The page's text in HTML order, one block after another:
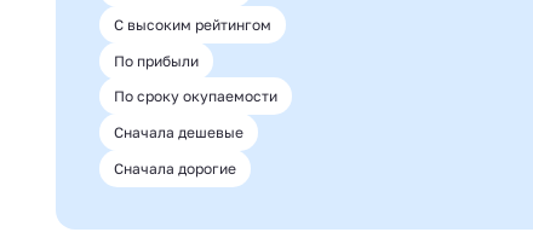
С высоким рейтингом
По прибыли
По сроку окупаемости
Сначала дешевые
Сначала дорогие